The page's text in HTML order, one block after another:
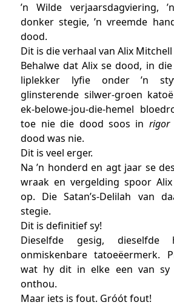
’n Wilde verjaarsdagviering,
donker stegie, ’n vreemde
dood.
Dit is die verhaal van Alix Mitchell
Behalwe dat Alix se dood, in die
liplekker lyfie onder ’n
glinsterende silwer-groen
ek-belowe-jou-die-hemel
toe nie die dood soos in rigor
dood was nie.
Dit is veel erger.
Na ’n honderd en agt jaar se
wraak en vergelding spoor
op. Die Satan’s-Delilah van
stegie.
Dit is definitief sy!
Dieselfde gesig, dieselfde
onmiskenbare tatoeëermerk.
wat hy dit in elke een van sy
onthou.
Maar iets is fout. Gróót fout!